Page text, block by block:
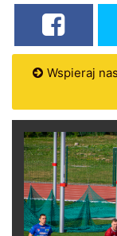
Wspieraj